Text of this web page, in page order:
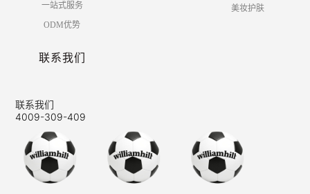
一站式服务
ODM优势
美妆护肤
联系我们
联系我们
4009-309-409